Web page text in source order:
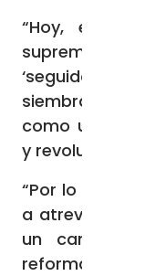
“Hoy, en
‘seguidores’
siembra de
como un acto
y
“Por lo tanto,
a atreverse a
un camino
reforma que la